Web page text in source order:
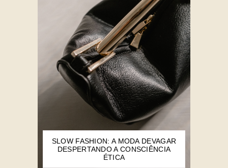
SLOW FASHION: A MODA DEVAGAR
DESPERTANDO A CONSCIÊNCIA
ÉTICA